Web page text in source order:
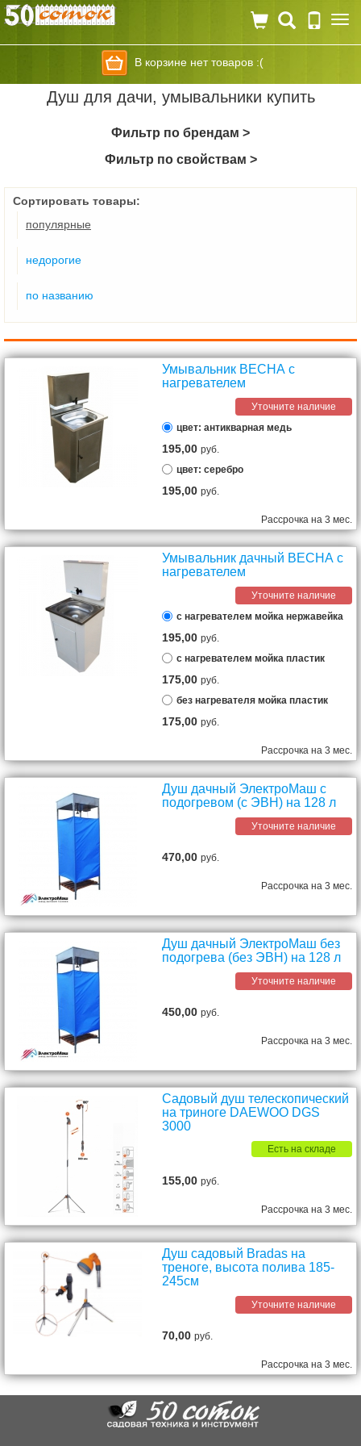
В корзине нет товаров :(
Душ для дачи, умывальники купить
Фильтр по брендам >
Фильтр по свойствам >
Сортировать товары:
популярные
недорогие
по названию
Умывальник ВЕСНА с
нагревателем
Уточните наличие
цвет: антикварная медь
195,00руб.
цвет: серебро
195,00руб.
Рассрочка на 3 мес.
Умывальник дачный ВЕСНА с
нагревателем
Уточните наличие
с нагревателем мойка нержавейка
195,00руб.
с нагревателем мойка пластик
175,00руб.
без нагревателя мойка пластик
175,00руб.
Рассрочка на 3 мес.
Душ дачный ЭлектроМаш с
подогревом (с ЭВН) на 128 л
Уточните наличие
470,00руб.
Рассрочка на 3 мес.
Душ дачный ЭлектроМаш без
подогрева (без ЭВН) на 128 л
Уточните наличие
450,00руб.
Рассрочка на 3 мес.
Садовый душ телескопический
на триноге DAEWOO DGS
3000
Есть на складе
155,00руб.
Рассрочка на 3 мес.
Душ садовый Bradas на
треноге, высота полива 185-
245см
Уточните наличие
70,00руб.
Рассрочка на 3 мес.